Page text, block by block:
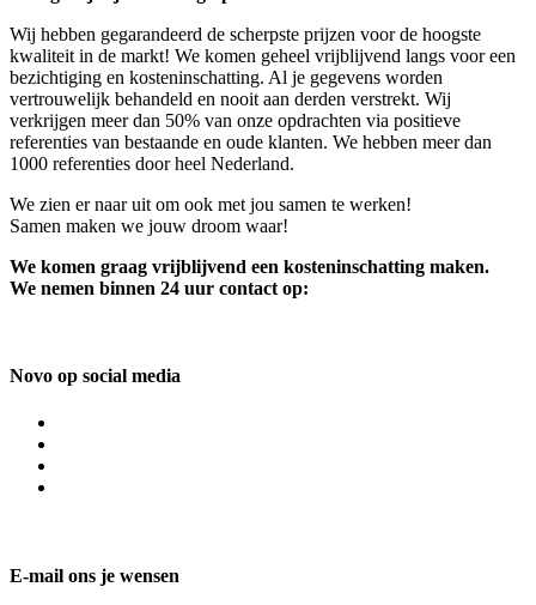
Wij hebben gegarandeerd de scherpste prijzen voor de hoogste
kwaliteit in de markt! We komen geheel vrijblijvend langs voor een
bezichtiging en kosteninschatting. Al je gegevens worden
vertrouwelijk behandeld en nooit aan derden verstrekt. Wij
verkrijgen meer dan 50% van onze opdrachten via positieve
referenties van bestaande en oude klanten. We hebben meer dan
1000 referenties door heel Nederland.
We zien er naar uit om ook met jou samen te werken!
Samen maken we jouw droom waar!
We komen graag vrijblijvend een kosteninschatting maken.
We nemen binnen 24 uur contact op:
Novo op social media
E-mail ons je wensen